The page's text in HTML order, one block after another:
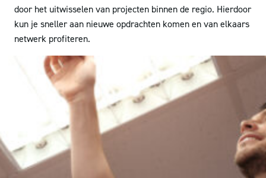
door het uitwisselen van projecten binnen de regio. Hierdoor
kun je sneller aan nieuwe opdrachten komen en van elkaars
netwerk profiteren.